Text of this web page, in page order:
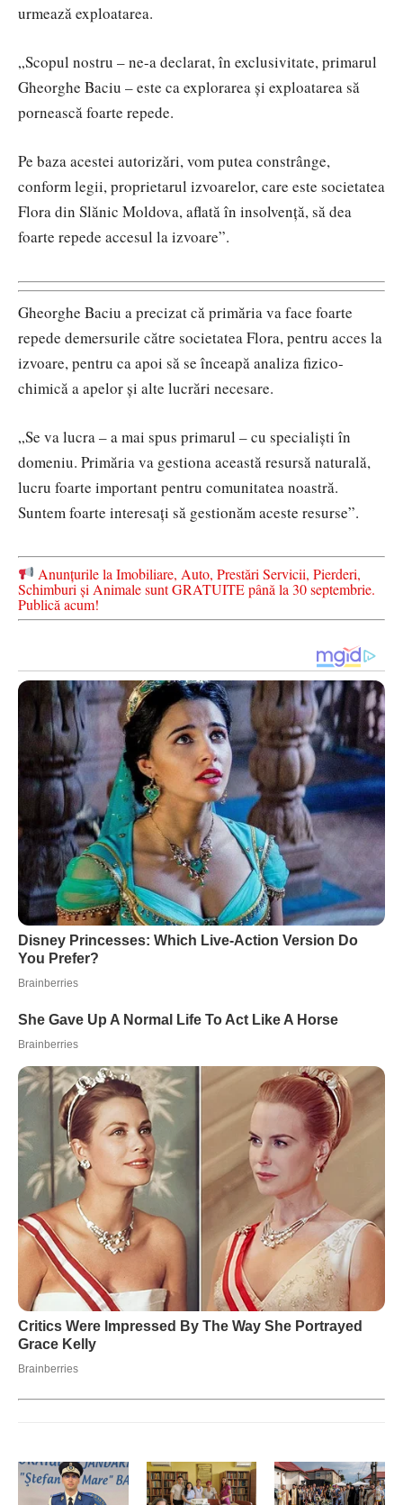
urmează exploatarea.
„Scopul nostru – ne-a declarat, în exclusivitate, primarul
Gheorghe Baciu – este ca explorarea și exploatarea să
pornească foarte repede.
Pe baza acestei autorizări, vom putea constrânge,
conform legii, proprietarul izvoarelor, care este societatea
Flora din Slănic Moldova, aflată în insolvență, să dea
foarte repede accesul la izvoare”.
Gheorghe Baciu a precizat că primăria va face foarte
repede demersurile către societatea Flora, pentru acces la
izvoare, pentru ca apoi să se înceapă analiza fizico-
chimică a apelor și alte lucrări necesare.
„Se va lucra – a mai spus primarul – cu specialiști în
domeniu. Primăria va gestiona această resursă naturală,
lucru foarte important pentru comunitatea noastră.
Suntem foarte interesați să gestionăm aceste resurse”.
Anunțurile la Imobiliare, Auto, Prestări Servicii, Pierderi,
Schimburi și Animale sunt GRATUITE până la 30 septembrie.
Publică acum!